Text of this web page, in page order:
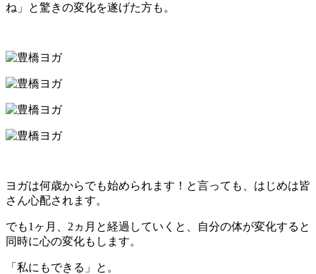
ね」と驚きの変化を遂げた方も。
ヨガは何歳からでも始められます！と言っても、はじめは皆
さん心配されます。
でも1ヶ月、2ヵ月と経過していくと、自分の体が変化すると
同時に心の変化もします。
「私にもできる」と。